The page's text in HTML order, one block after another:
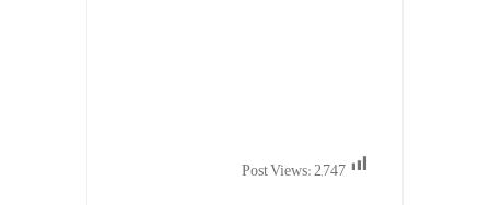
Post Views:2,747